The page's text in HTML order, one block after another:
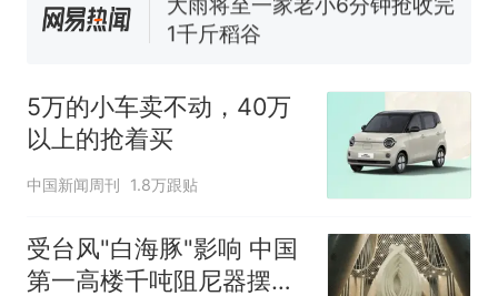
1千斤稻谷
全部作废，公平么？
5万的小车卖不动，40万
以上的抢着买
中国新闻周刊 1.8万跟贴
受台风"白海豚"影响 中国
第一高楼千吨阻尼器摆动